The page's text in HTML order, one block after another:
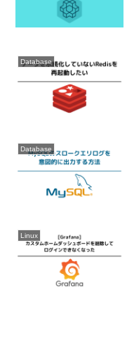
Database
Database
Linux